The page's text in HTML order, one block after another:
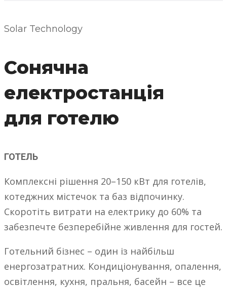
Solar Technology
Сонячна
електростанція
для готелю
ГОТЕЛЬ
Комплексні рішення 20–150 кВт для готелів,
котеджних містечок та баз відпочинку.
Скоротіть витрати на електрику до 60% та
забезпечте безперебійне живлення для гостей.
Готельний бізнес – один із найбільш
енергозатратних. Кондиціонування, опалення,
освітлення, кухня, пральня, басейн – все це